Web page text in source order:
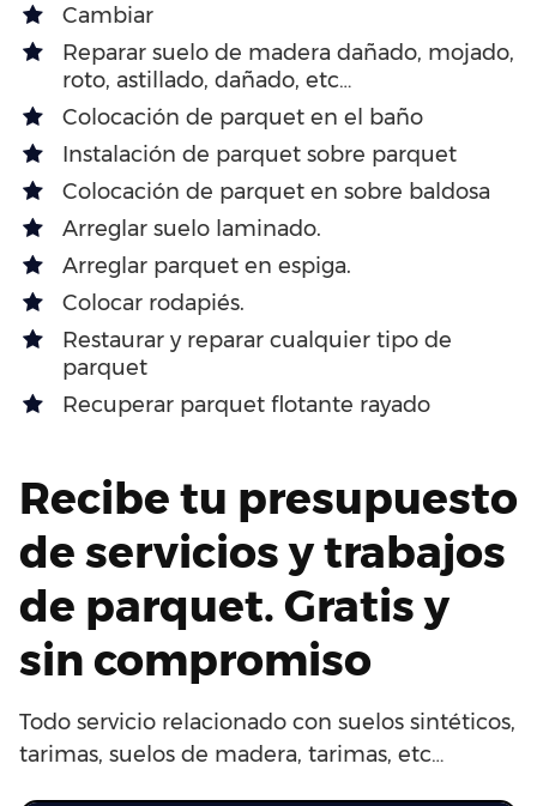
Cambiar
Reparar suelo de madera dañado, mojado,
roto, astillado, dañado, etc…
Colocación de parquet en el baño
Instalación de parquet sobre parquet
Colocación de parquet en sobre baldosa
Arreglar suelo laminado.
Arreglar parquet en espiga.
Colocar rodapiés.
Restaurar y reparar cualquier tipo de
parquet
Recuperar parquet flotante rayado
Recibe tu presupuesto
de servicios y trabajos
de parquet. Gratis y
sin compromiso
Todo servicio relacionado con suelos sintéticos,
tarimas, suelos de madera, tarimas, etc…